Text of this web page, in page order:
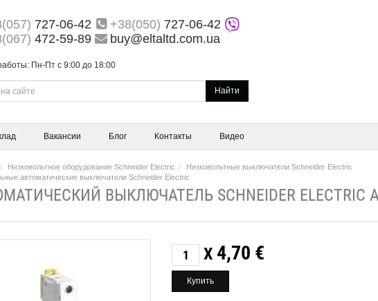
727-06-42 +38(050) 727-06-42
472-59-89 buy@eltaltd.com.ua
Пн-Пт с 9:00 до 18:00
Найти
Вакансии Блог Контакты Видео
Низковольтное оборудование Schneider Electric
Низковольтные выключатели Schneider Electric
автоматические выключатели Schneider Electric
ВЫКЛЮЧАТЕЛЬ SCHNEIDER ELECTRIC
X 4,70 €